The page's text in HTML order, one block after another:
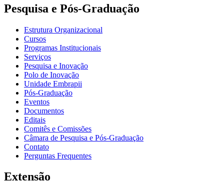
Pesquisa e Pós-Graduação
Estrutura Organizacional
Cursos
Programas Institucionais
Serviços
Pesquisa e Inovação
Polo de Inovação
Unidade Embrapii
Pós-Graduação
Eventos
Documentos
Editais
Comitês e Comissões
Câmara de Pesquisa e Pós-Graduação
Contato
Perguntas Frequentes
Extensão